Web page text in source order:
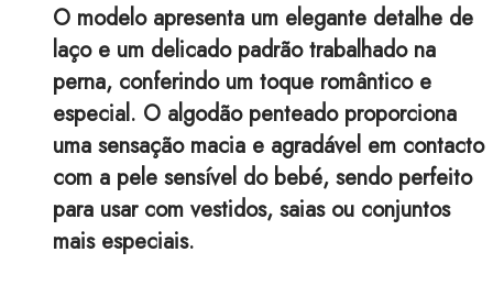
O modelo apresenta um elegante detalhe de
laço e um delicado padrão trabalhado na
perna, conferindo um toque romântico e
especial. O algodão penteado proporciona
uma sensação macia e agradável em contacto
com a pele sensível do bebé, sendo perfeito
para usar com vestidos, saias ou conjuntos
mais especiais.